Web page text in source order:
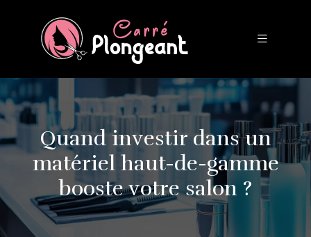
Quand investir dans un
matériel haut-de-gamme
booste votre salon ?